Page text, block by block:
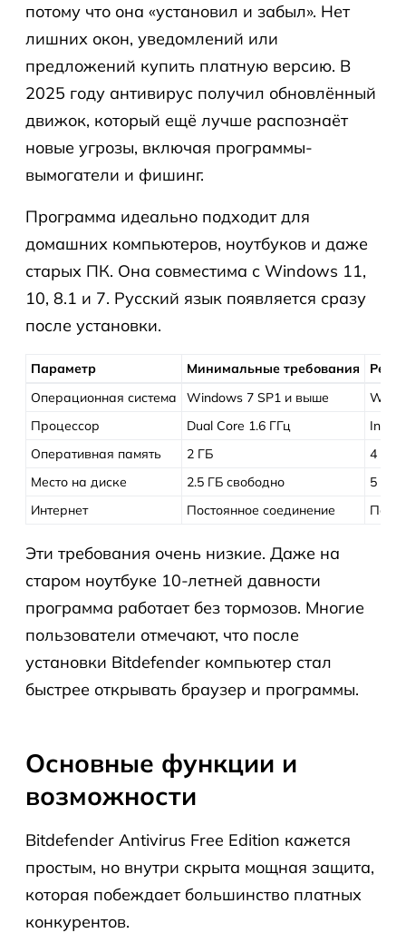
потому что она «установил и забыл». Нет
лишних окон, уведомлений или
предложений купить платную версию. В
2025 году антивирус получил обновлённый
движок, который ещё лучше распознаёт
новые угрозы, включая программы-
вымогатели и фишинг.
Программа идеально подходит для
домашних компьютеров, ноутбуков и даже
старых ПК. Она совместима с Windows 11,
10, 8.1 и 7. Русский язык появляется сразу
после установки.
Параметр Минимальные требования
Операционная система
Windows 7 SP1 и выше
Процессор
Dual Core 1.6 ГГц
Intel
Оперативная память
2 ГБ
4 ГБ
Место на диске
2.5 ГБ свободно
5 ГБ
Интернет
Постоянное соединение
Эти требования очень низкие. Даже на
старом ноутбуке 10-летней давности
программа работает без тормозов. Многие
пользователи отмечают, что после
установки Bitdefender компьютер стал
быстрее открывать браузер и программы.
Основные функции и
возможности
Bitdefender Antivirus Free Edition кажется
простым, но внутри скрыта мощная защита,
которая побеждает большинство платных
конкурентов.